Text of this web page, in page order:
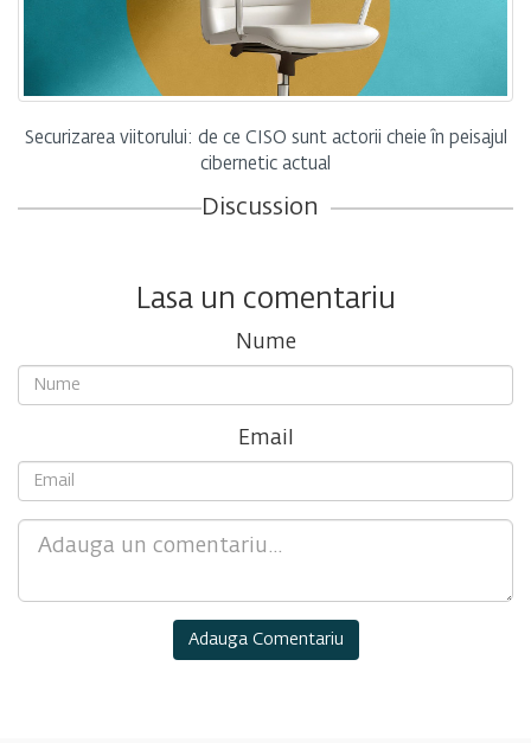
Securizarea viitorului: de ce CISO sunt actorii cheie în peisajul
cibernetic actual
Discussion
Lasa un comentariu
Nume
Email